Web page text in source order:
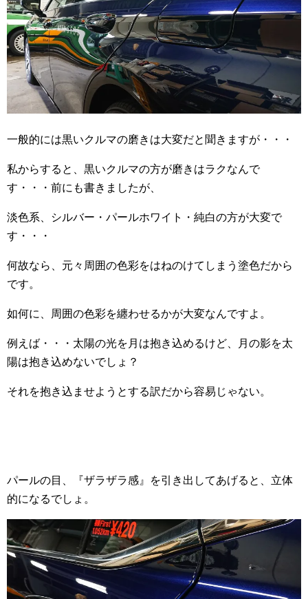
一般的には黒いクルマの磨きは大変だと聞きますが・・・
私からすると、黒いクルマの方が磨きはラクなんで
す・・・前にも書きましたが、
淡色系、シルバー・パールホワイト・純白の方が大変で
す・・・
何故なら、元々周囲の色彩をはねのけてしまう塗色だから
です。
如何に、周囲の色彩を纏わせるかが大変なんですよ。
例えば・・・太陽の光を月は抱き込めるけど、月の影を太
陽は抱き込めないでしょ？
それを抱き込ませようとする訳だから容易じゃない。
パールの目、『ザラザラ感』を引き出してあげると、立体
的になるでしょ。